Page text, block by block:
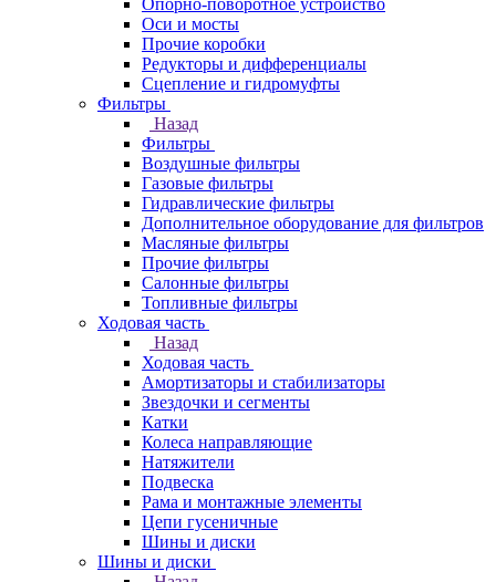
Опорно-поворотное устройство
Оси и мосты
Прочие коробки
Редукторы и дифференциалы
Сцепление и гидромуфты
Фильтры
Назад
Фильтры
Воздушные фильтры
Газовые фильтры
Гидравлические фильтры
Дополнительное оборудование для фильтров
Масляные фильтры
Прочие фильтры
Салонные фильтры
Топливные фильтры
Ходовая часть
Назад
Ходовая часть
Амортизаторы и стабилизаторы
Звездочки и сегменты
Катки
Колеса направляющие
Натяжители
Подвеска
Рама и монтажные элементы
Цепи гусеничные
Шины и диски
Шины и диски